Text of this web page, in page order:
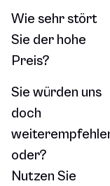
Wie sehr stört
Sie der hohe
Preis?
Sie würden uns
doch
oder?
Nutzen Sie